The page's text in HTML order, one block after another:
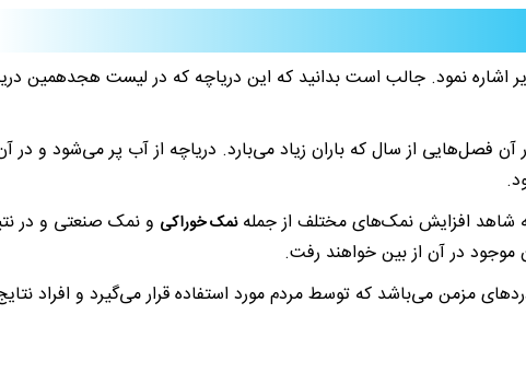
اشاره نمود. جالب است بدانید که این دریاچه که در لیست هجدهمین
آن فصل‌هایی از سال که باران زیاد می‌بارد. دریاچه از آب پر می‌شود و
شاهد افزایش نمک‌های مختلف از جملهنمک خوراکی و نمک صنعتی و در
در آن از بین خواهند رفت.
مزمن می‌باشد که توسط مردم مورد استفاده قرار می‌گیرد و افراد